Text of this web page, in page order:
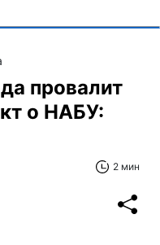
провалит
о НАБУ:
2 мин